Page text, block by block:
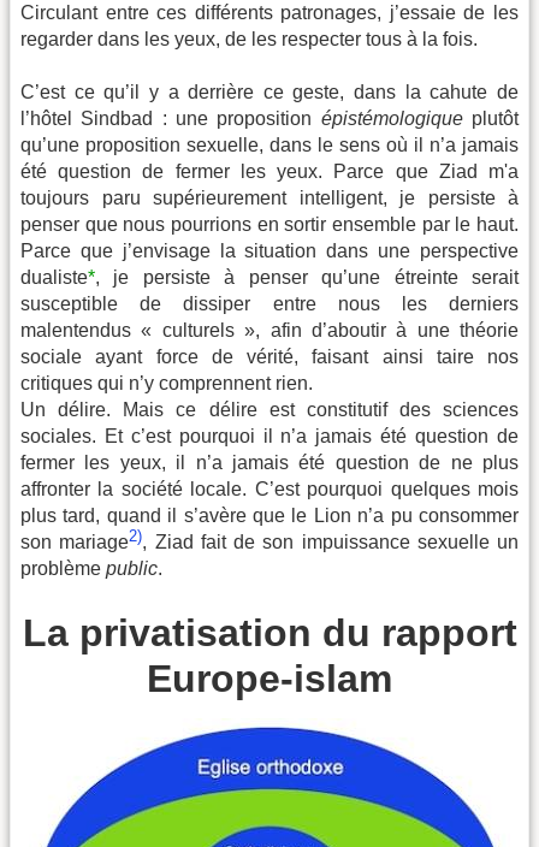
Circulant entre ces différents patronages, j’essaie de les
regarder dans les yeux, de les respecter tous à la fois.
C’est ce qu’il y a derrière ce geste, dans la cahute de
l’hôtel Sindbad : une proposition épistémologiqueplutôt
qu’une proposition sexuelle, dans le sens où il n’a jamais
été question de fermer les yeux. Parce que Ziad m'a
toujours paru supérieurement intelligent, je persiste à
penser que nous pourrions en sortir ensemble par le haut.
Parce que j’envisage la situation dans une perspective
dualiste*, je persiste à penser qu’une étreinte serait
susceptible de dissiper entre nous les derniers
malentendus « culturels », afin d’aboutir à une théorie
sociale ayant force de vérité, faisant ainsi taire nos
critiques qui n’y comprennent rien.
Un délire. Mais ce délire est constitutif des sciences
sociales. Et c’est pourquoi il n’a jamais été question de
fermer les yeux, il n’a jamais été question de ne plus
affronter la société locale. C’est pourquoi quelques mois
plus tard, quand il s’avère que le Lion n’a pu consommer
son mariage2), Ziad fait de son impuissance sexuelle un
problème public.
La privatisation du rapport
Europe-islam